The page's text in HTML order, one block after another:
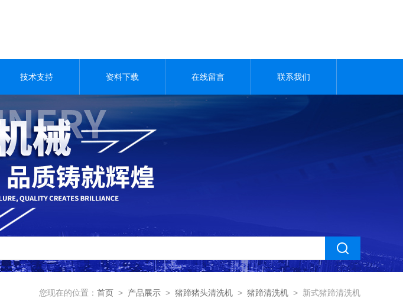
技术支持 资料下载 在线留言 联系我们
您现在的位置： 首页 > 产品展示 > 猪蹄猪头清洗机 > 猪蹄清洗机 > 新式猪蹄清洗机